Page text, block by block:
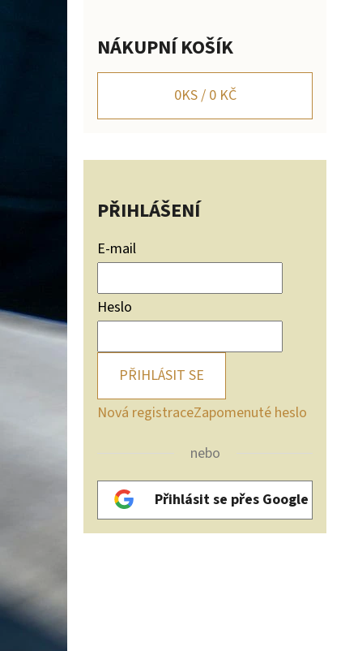
NÁKUPNÍ KOŠÍK
0KS / 0 KČ
PŘIHLÁŠENÍ
E-mail
Heslo
PŘIHLÁSIT SE
Nová registraceZapomenuté heslo
nebo
Přihlásit se přes Google
NÁSTĚNNÝ DRŽÁK NA JELENÍ TROFEJ SILUETA
HOR NASTAVITELNÝ